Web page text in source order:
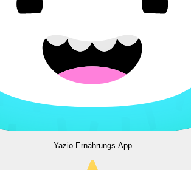
Yazio Ernährungs-App